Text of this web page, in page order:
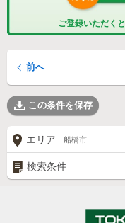
ご登録いただくと
前へ
この条件を保存
エリア 船橋市
検索条件